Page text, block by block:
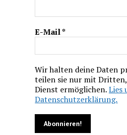
E-Mail*
Wir halten deine Daten
teilen sie nur mit Dritten,
Dienst ermöglichen.Lies
Datenschutzerklärung.